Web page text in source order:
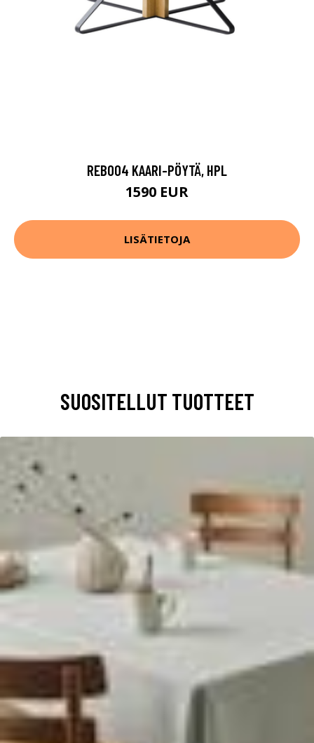
REB004 KAARI-PÖYTÄ, HPL
1590 EUR
LISÄTIETOJA
SUOSITELLUT TUOTTEET